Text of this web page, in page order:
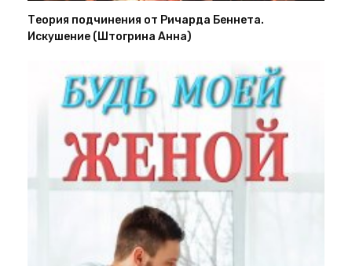
Теория подчинения от Ричарда Беннета.
Искушение (Штогрина Анна)